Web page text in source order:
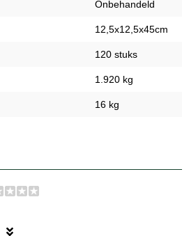
Onbehandeld
12,5x12,5x45cm
120 stuks
1.920 kg
16 kg